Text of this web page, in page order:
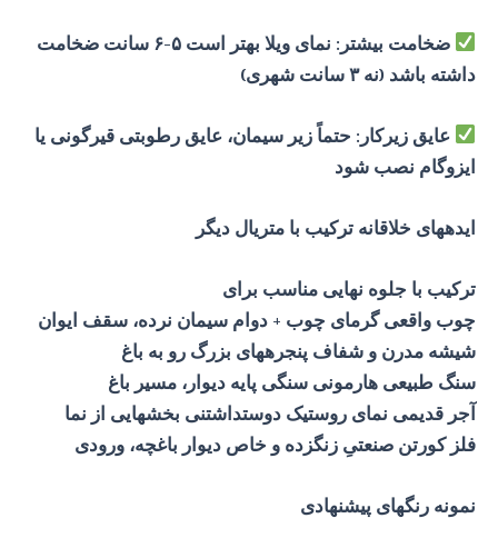
ضخامت بیشتر: نمای ویلا بهتر است ۵-۶ سانت ضخامت
داشته باشد (نه ۳ سانت شهری)
عایق زیرکار: حتماً زیر سیمان، عایق رطوبتی قیرگونی یا
ایزوگام نصب شود
ایدههای خلاقانه ترکیب با متریال دیگر
ترکیب با جلوه نهایی مناسب برای
چوب واقعی گرمای چوب + دوام سیمان نرده، سقف ایوان
شیشه مدرن و شفاف پنجرههای بزرگ رو به باغ
سنگ طبیعی هارمونی سنگی پایه دیوار، مسیر باغ
آجر قدیمی نمای روستیک دوستداشتنی بخشهایی از نما
فلز کورتن صنعتیِ زنگزده و خاص دیوار باغچه، ورودی
نمونه رنگهای پیشنهادی